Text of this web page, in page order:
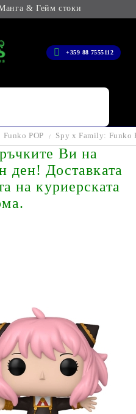
& Гейм стоки
+359 88 7555112
Funko POP Spy x Family: Funko
Ви на
ден! Доставката
на куриерската